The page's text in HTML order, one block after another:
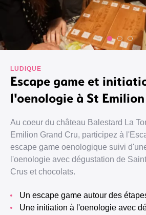
LUDIQUE
Escape game et
l'oenologie à St Emilion
Au coeur du château Balestard La
Emilion Grand Cru, participez à
escape game oenologique suivi
l'oenologie avec dégustation de
Crus et chocolats.
Un escape game autour des
Une initiation à l'oenologie avec dégustations de